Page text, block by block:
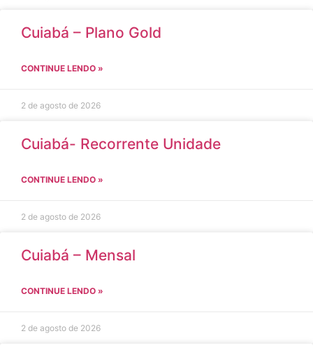
Cuiabá – Plano Gold
CONTINUE LENDO »
2 de agosto de 2026
Cuiabá- Recorrente Unidade
CONTINUE LENDO »
2 de agosto de 2026
Cuiabá – Mensal
CONTINUE LENDO »
2 de agosto de 2026